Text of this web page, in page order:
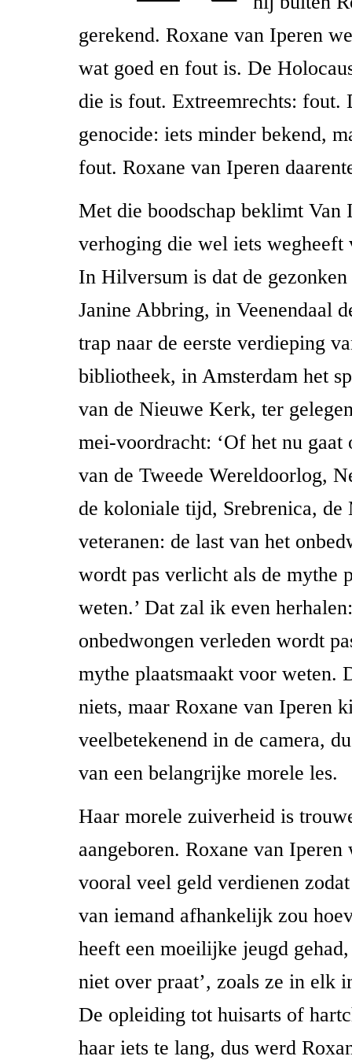
gerekend. Roxane van Iperen
wat goed en fout is. De
die is fout. Extreemrechts: fout.
genocide: iets minder bekend,
fout. Roxane van Iperen
Met die boodschap beklimt Van
verhoging die wel iets wegheeft
In Hilversum is dat de
Janine Abbring, in Veenendaal
trap naar de eerste verdieping
bibliotheek, in Amsterdam het
van de Nieuwe Kerk, ter
mei-voordracht: ‘Of het nu gaat
van de Tweede Wereldoorlog,
de koloniale tijd, Srebrenica,
veteranen: de last van het
wordt pas verlicht als de mythe
weten.’ Dat zal ik even
onbedwongen verleden wordt
mythe plaatsmaakt voor weten.
niets, maar Roxane van Iperen
veelbetekenend in de camera,
van een belangrijke morele les.
Haar morele zuiverheid is
aangeboren. Roxane van
vooral veel geld verdienen
van iemand afhankelijk zou
heeft een moeilijke jeugd
niet over praat’, zoals ze in elk
De opleiding tot huisarts of
haar iets te lang, dus werd